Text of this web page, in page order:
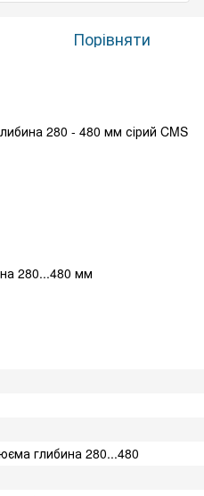
Порівняти
280 - 480 мм сірий CMS
280...480 мм
глибина 280...480